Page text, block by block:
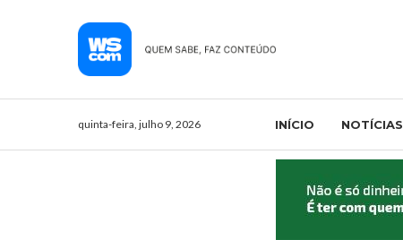
quinta-feira, julho 9, 2026 INÍCIO NOTÍCIAS